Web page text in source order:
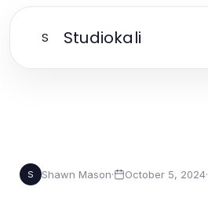
S Studiokali
S Shawn Mason· October 5, 2024·